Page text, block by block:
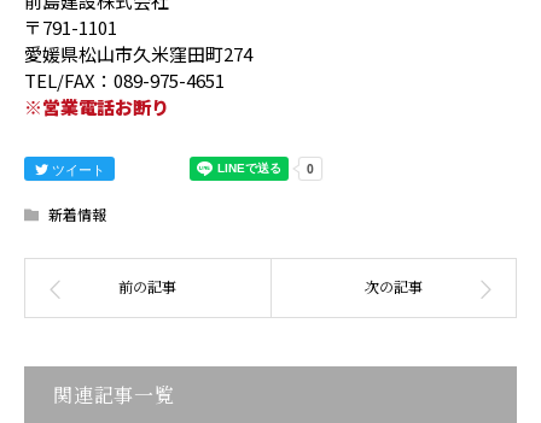
〒791-1101
愛媛県松山市久米窪田町274
TEL/FAX：089-975-4651
※営業電話お断り
ツイート
新着情報
関連記事一覧